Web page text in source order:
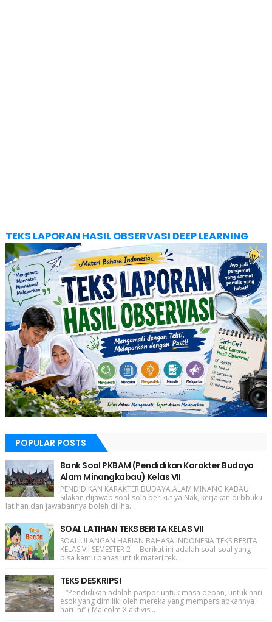
TEKS LAPORAN HASIL OBSERVASI DEEP LEARNING
POPULAR POSTS
Bank Soal PKBAM (Pendidikan Karakter Budaya
Alam Minangkabau) Kelas VII
PENDIDIKAN KARAKTER BUDAYA ALAM MINANG KABAU
Silakan dijawab soal-sola berikut ya Nak, kerjakan di bbuku
latihan dan jawabannya boleh diliha...
SOAL LATIHAN TEKS BERITA KELAS VII
SOAL ULANGAN HARIAN BAHASA INDONESIA TEKS BERITA
KELAS VII SEMESTER 2 Berikut ini adalah soal-soal yang
bisa kamu bahas untuk materi tek...
TEKS DESKRIPSI
“Pendidikan adalah paspor untuk masa depan, untuk hari
esok yang dimiliki oleh mereka yang mempersiapkannya
hari ini” ( Malcolm X aktivis...